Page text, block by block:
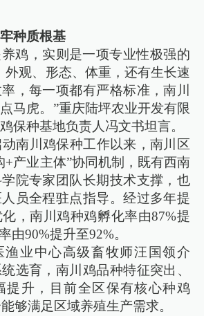
种质根基
鸡，实则是一项专业性极强的
外观、形态、体重，还有生长速
，每一项都有严格标准，南川
马虎。”重庆陆坪农业开发有限
保种基地负责人冯文书坦言。
动南川鸡保种工作以来，南川区
+产业主体”协同机制，既有西南
院专家团队长期技术支撑，也
员全程驻点指导。经过多年提
，南川鸡种鸡孵化率由87%提
由90%提升至92%。
渔业中心高级畜牧师汪国领介
选育，南川鸡品种特征突出、
提升，目前全区保有核心种鸡
够满足区域养殖生产需求。